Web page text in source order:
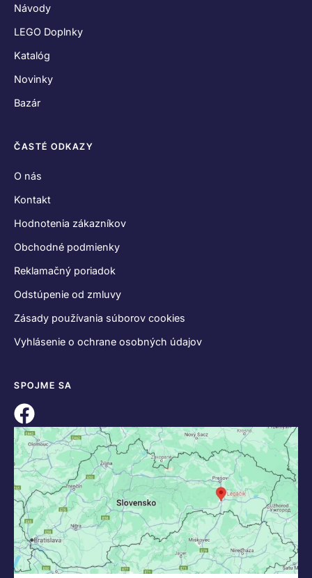
Návody
LEGO Doplnky
Katalóg
Novinky
Bazár
ČASTÉ ODKAZY
O nás
Kontakt
Hodnotenia zákazníkov
Obchodné podmienky
Reklamačný poriadok
Odstúpenie od zmluvy
Zásady používania súborov cookies
Vyhlásenie o ochrane osobných údajov
SPOJME SA